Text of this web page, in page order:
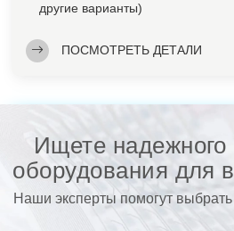
другие варианты)
ПОСМОТРЕТЬ ДЕТАЛИ
Ищете
оборудования для
Наши эксперты помогут